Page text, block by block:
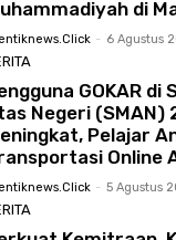
dan
di
- 6 Agustus
GOKAR di
Negeri (SMAN)
Pelajar
Online
- 5 Agustus